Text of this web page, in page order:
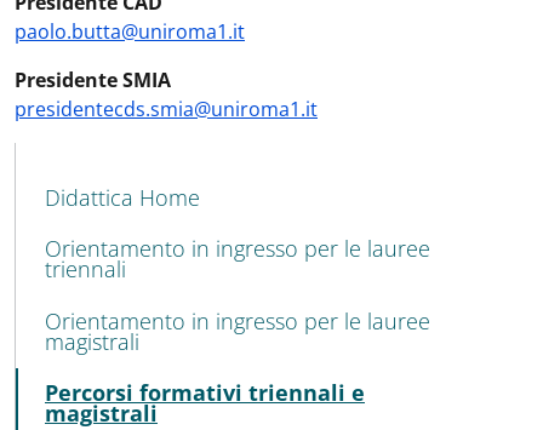
paolo.butta@uniroma1.it
Presidente SMIA
presidentecds.smia@uniroma1.it
MENU CEV SECOND NAVIGATION
Didattica Home
Orientamento in ingresso per le lauree
triennali
Orientamento in ingresso per le lauree
magistrali
Percorsi formativi triennali e
magistrali